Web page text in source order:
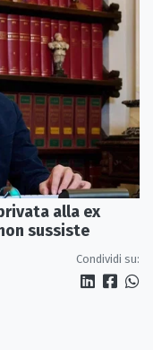
alla ex
sussiste
Condividi su: